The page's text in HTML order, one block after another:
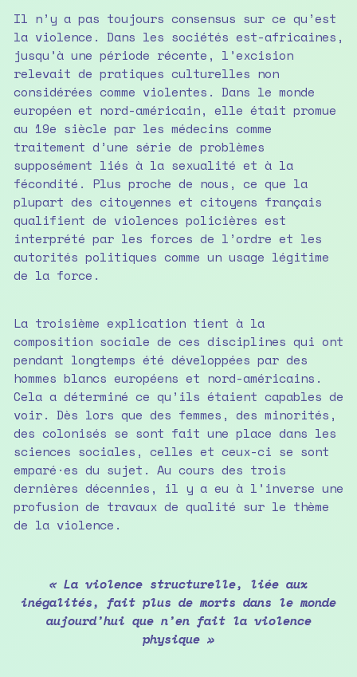
Il n’y a pas toujours consensus sur ce qu’est
la violence. Dans les sociétés est-africaines,
jusqu’à une période récente, l’excision
relevait de pratiques culturelles non
considérées comme violentes. Dans le monde
européen et nord-américain, elle était promue
au 19e siècle par les médecins comme
traitement d’une série de problèmes
supposément liés à la sexualité et à la
fécondité. Plus proche de nous, ce que la
plupart des citoyennes et citoyens français
qualifient de violences policières est
interprété par les forces de l’ordre et les
autorités politiques comme un usage légitime
de la force.
La troisième explication tient à la
composition sociale de ces disciplines qui ont
pendant longtemps été développées par des
hommes blancs européens et nord-américains.
Cela a déterminé ce qu’ils étaient capables de
voir. Dès lors que des femmes, des minorités,
des colonisés se sont fait une place dans les
sciences sociales, celles et ceux-ci se sont
emparé·es du sujet. Au cours des trois
dernières décennies, il y a eu à l’inverse une
profusion de travaux de qualité sur le thème
de la violence.
« La violence structurelle, liée aux
inégalités, fait plus de morts dans le monde
aujourd’hui que n’en fait la violence
physique »